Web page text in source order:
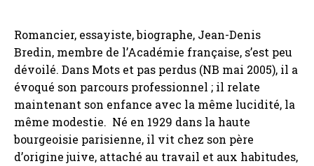
Romancier, essayiste, biographe, Jean-Denis
Bredin, membre de l’Académie française, s’est peu
dévoilé. Dans Mots et pas perdus (NB mai 2005), il a
évoqué son parcours professionnel ; il relate
maintenant son enfance avec la même lucidité, la
même modestie. Né en 1929 dans la haute
bourgeoisie parisienne, il vit chez son père
d’origine juive, attaché au travail et aux habitudes,